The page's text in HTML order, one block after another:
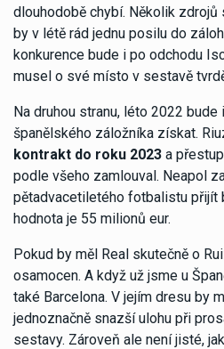
dlouhodobě chybí. Několik
by v létě rád jednu posilu do
konkurence bude i po odchodu
musel o své místo v sestavě
Na druhou stranu, léto 2022
španělského záložníka získat.
kontrakt do roku 2023 a
podle všeho zamlouval. Neapol
pětadvacetiletého fotbalistu přijít
hodnota je 55 milionů eur.
Pokud by měl Real skutečně o
osamocen. A když už jsme u
také Barcelona. V jejím dresu by
jednoznačně snazší ulohu při
sestavy. Zároveň ale není jisté,